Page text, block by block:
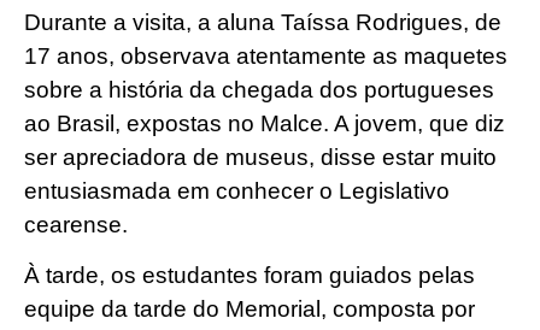
Durante a visita, a aluna Taíssa Rodrigues, de
17 anos, observava atentamente as maquetes
sobre a história da chegada dos portugueses
ao Brasil, expostas no Malce. A jovem, que diz
ser apreciadora de museus, disse estar muito
entusiasmada em conhecer o Legislativo
cearense.
À tarde, os estudantes foram guiados pelas
equipe da tarde do Memorial, composta por